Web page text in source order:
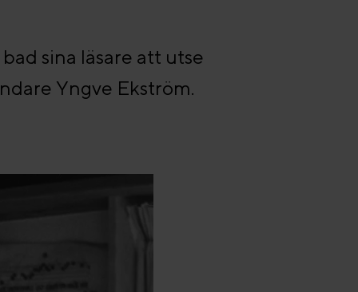
sina läsare att utse
Yngve Ekström.